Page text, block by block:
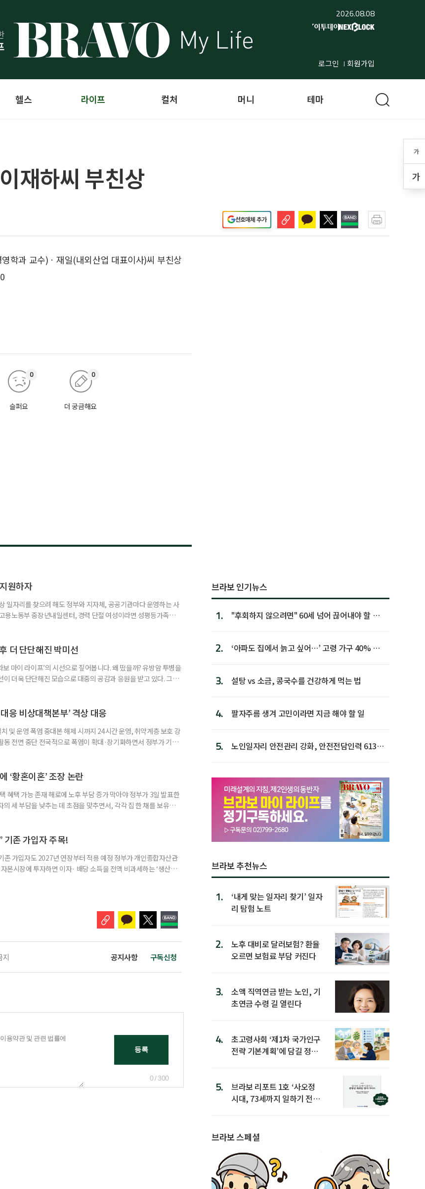
2026.08.08
로그인 회원가입
가
가
헬스 라이프 컬처 머니 테마
재하씨 부친상
선호매체 추가
학과 교수)ㆍ재일(내외산업 대표이사)씨 부친상
슬퍼요
0
더 궁금해요
0
원하자
일자리를 찾으려 해도 정부와 지자체, 공공기관마다 운영하는 사
용노동부 중장년내일센터, 경력 단절 여성이라면 성평등가족부
지원제도 구직활동이 쉽지 않은 사람을 위한 제도다. 개인별 취
더 단단해진 박미선
마이 라이프’의 시선으로 짚어봅니다. 왜 떴을까? 유방암 투병을
더욱 단단해진 모습으로 대중의 공감과 응원을 받고 있다. 그러
은 재치 있는 말솜씨와 공감 능력으로
응 비상대책본부’ 격상 대응
및 운영 폭염 중대본 해제 시까지 24시간 운영, 취약계층 보호 강
전면 중단 전국적으로 폭염이 확대·장기화하면서 정부가 기존
폭염이 전국적으로 확대되고 장기화한 데 따른 것이다. 기존에
‘황혼이혼’ 조장 논란
혜택 가능 존재 해로에 노후 부담 증가 막아야 정부가 3일 발표한
세 부담을 낮추는 데 초점을 맞추면서, 각각 집 한 채를 보유한
채를 가진 것으로 보지만, 실제 이혼해 주거와 생계를 분
기존 가입자 주목!
가입자도 2027년 연장부터 적용 예정 정부가 개인종합자산관
본시장에 투자하면 이자· 배당 소득을 전액 비과세하는 ‘생산적
공지사항 구독신청
0 / 300
브라보 인기뉴스
1.
"후회하지 않으려면" 60세 넘어 끊어내야 할 사
2.
‘아파도 집에서 늙고 싶어…’ 고령 가구 40% 노
3. 설탕 vs 소금, 콩국수를 건강하게 먹는 법
4. 팔자주름 생겨 고민이라면 지금 해야 할 일
5.
노인일자리 안전관리 강화, 안전전담인력 613명
브라보 추천뉴스
1.
‘내게 맞는 일자리 찾기’ 일자
리 탐험 노트
2.
노후 대비로 달러보험? 환율
오르면 보험료 부담 커진다
3.
소액 직역연금 받는 노인, 기
초연금 수령 길 열린다
4.
초고령사회 ‘제1차 국가인구
전략 기본계획’에 담길 정책
5.
브라보 리포트 1호 ‘사오정
시대, 73세까지 일하기 전략’
브라보 스페셜